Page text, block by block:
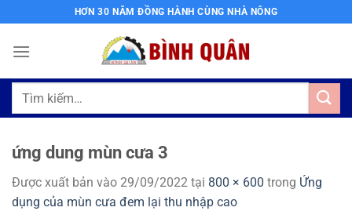
qua
nội
HƠN 30 NĂM ĐỒNG HÀNH CÙNG NHÀ NÔNG
Tìm
ứng dung mùn cưa 3
Được xuất bản vào 29/09/2022 tại 800 × 600 trong Ứng
dụng của mùn cưa đem lại thu nhập cao